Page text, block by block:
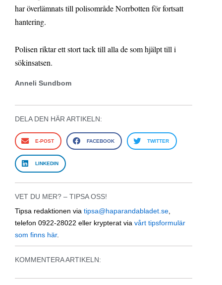
har överlämnats till polisområde Norrbotten för fortsatt
hantering.
Polisen riktar ett stort tack till alla de som hjälpt till i
sökinsatsen.
Anneli Sundbom
DELA DEN HÄR ARTIKELN:
E-POST FACEBOOK TWITTER
LINKEDIN
VET DU MER? – TIPSA OSS!
Tipsa redaktionen via tipsa@haparandabladet.se
telefon 0922-28022 eller krypterat via vårt tipsformulär
som finns här.
KOMMENTERA ARTIKELN: